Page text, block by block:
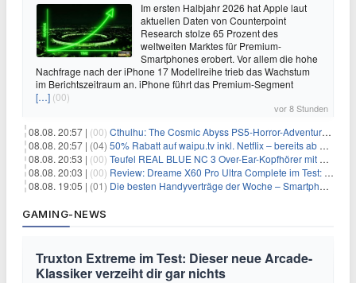
Im ersten Halbjahr 2026 hat Apple laut
aktuellen Daten von Counterpoint
Research stolze 65 Prozent des
weltweiten Marktes für Premium-
Smartphones erobert. Vor allem die hohe
Nachfrage nach der iPhone 17 Modellreihe trieb das Wachstum
im Berichtszeitraum an. iPhone führt das Premium-Segment
[…] (00)
vor 8 Stunden
08.08. 20:57 | (00) Cthulhu: The Cosmic Abyss PS5-Horror-Adventure für 27,99€
08.08. 20:57 | (04) 50% Rabatt auf waipu.tv inkl. Netflix – bereits ab 9€/Monat (statt 17,99€)
08.08. 20:53 | (00) Teufel REAL BLUE NC 3 Over-Ear-Kopfhörer mit ANC für 149,99€
08.08. 20:03 | (00) Review: Dreame X60 Pro Ultra Complete im Test: 42.000 Pa, 100 °C Moppwäsche & erstaunlich viel Technik in nur 8,9 cm Höhe
08.08. 19:05 | (01) Die besten Handyverträge der Woche – Smartphone-Tarife & SIM-Only im Überblick
GAMING-NEWS
Truxton Extreme im Test: Dieser neue Arcade-
Klassiker verzeiht dir gar nichts